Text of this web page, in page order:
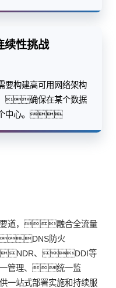
续性挑战
构建高可用网络架构
，确保在某个数据
个中心。
要道，融合全流量
DNS防火
、DDI等
一管理、统一监
站式部署实施和持续服